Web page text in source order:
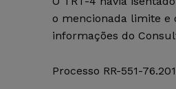
o mencionada limite e
informações do
Processo RR-551-